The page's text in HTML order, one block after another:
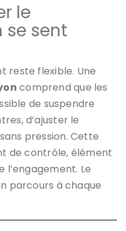
le
se sent
reste flexible. Une
comprend que les
de suspendre
d’ajuster le
pression. Cette
de contrôle, élément
Le
parcours à chaque